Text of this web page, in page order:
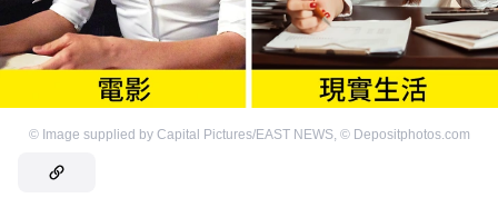
© Image supplied by Capital Pictures/EAST NEWS, © Depositphotos.com